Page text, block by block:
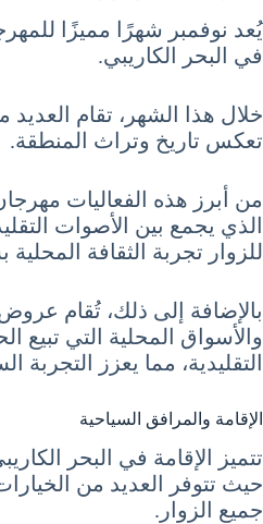
يُعد نوفمبر شهرًا مميزًا
في البحر الكاريبي.
خلال هذا الشهر، تقام العديد
تعكس تاريخ وتراث المنطقة.
من أبرز هذه الفعاليات
الذي يجمع بين الأصوات
للزوار تجربة الثقافة
بالإضافة إلى ذلك، تُقام
والأسواق المحلية التي تبيع
التقليدية، مما يعزز التجربة
الإقامة والمرافق السياحية
تتميز الإقامة في البحر
حيث تتوفر العديد من
جميع الزوار.